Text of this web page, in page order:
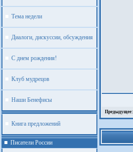
Тема недели
Диалоги, дискуссии, обсуждения
С днем рождения!
Клуб мудрецов
Наши Бенефисы
Книга предложений
Писатели России
Предыдущее: